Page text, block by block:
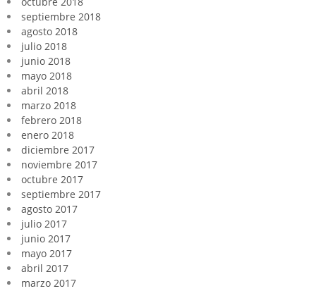
septiembre 2018
agosto 2018
julio 2018
junio 2018
mayo 2018
abril 2018
marzo 2018
febrero 2018
enero 2018
diciembre 2017
noviembre 2017
octubre 2017
septiembre 2017
agosto 2017
julio 2017
junio 2017
mayo 2017
abril 2017
marzo 2017